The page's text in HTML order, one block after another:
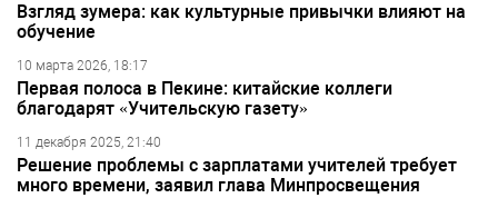
Взгляд зумера: как культурные привычки влияют на
обучение
10 марта 2026, 18:17
Первая полоса в Пекине: китайские коллеги
благодарят «Учительскую газету»
11 декабря 2025, 21:40
Решение проблемы с зарплатами учителей требует
много времени, заявил глава Минпросвещения